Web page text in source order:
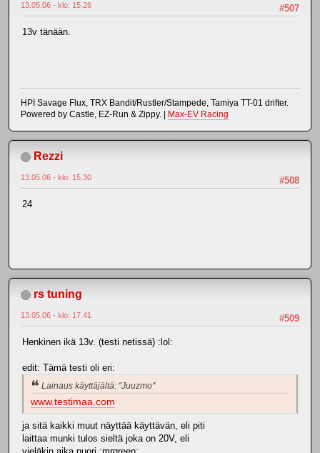
#507
13.05.06 - klo: 15.26
13v tänään.
HPI Savage Flux, TRX Bandit/Rustler/Stampede, Tamiya TT-01 drifter.
Powered by Castle, EZ-Run & Zippy. |
Max-EV Racing
Rezzi
#508
13.05.06 - klo: 15.30
24
rs tuning
#509
13.05.06 - klo: 17.41
Henkinen ikä 13v. (testi netissä) :lol:
edit: Tämä testi oli eri:
Lainaus käyttäjältä: "Juuzmo"
www.testimaa.com
ja sitä kaikki muut näyttää käyttävän, eli piti
laittaa munki tulos sieltä joka on 20V, eli